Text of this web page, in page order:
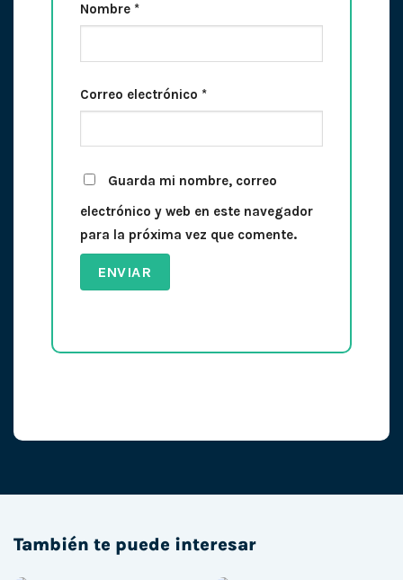
Nombre *
Correo electrónico *
Guarda mi nombre, correo
electrónico y web en este navegador
para la próxima vez que comente.
También te puede interesar